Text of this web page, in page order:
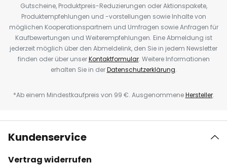
Gutscheine, Produktpreis-Reduzierungen oder Aktionspakete,
Produktempfehlungen und -vorstellungen sowie Inhalte von
möglichen Kooperationspartnern und Umfragen sowie Anfragen für
Kaufbewertungen und Weiterempfehlungen. Eine Abmeldung ist
jederzeit möglich über den Abmeldelink, den Sie in jedem Newsletter
finden oder über unserKontaktformular. Weitere Informationen
erhalten Sie in derDatenschutzerklärung.
*Ab einem Mindestkaufpreis von 99 €. AusgenommeneHersteller.
Kundenservice
Vertrag widerrufen